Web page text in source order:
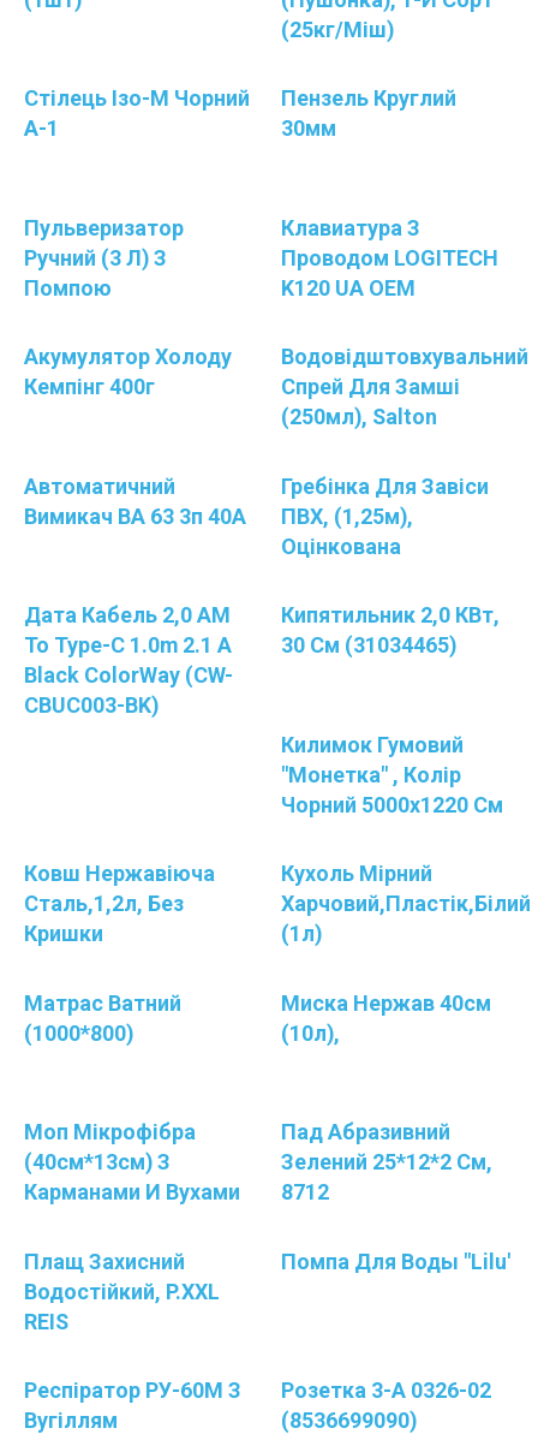
(25кг/міш)
Стілець Ізо-М Чорний
А-1
Пензель Круглий
30мм
Пульверизатор
Ручний (3 Л) З
Помпою
Клавиатура З
Проводом LOGITECH
K120 UA OEM
Акумулятор Холоду
Кемпінг 400г
Водовідштовхувальний
Спрей Для Замші
(250мл), Salton
Автоматичний
Вимикач ВА 63 3п 40А
Гребінка Для Завіси
ПВХ, (1,25м),
Оцінкована
Дата Кабель 2,0 АМ
To Type-C 1.0m 2.1 A
Black ColorWay (CW-
CBUC003-BK)
Кипятильник 2,0 КВт,
30 См (31034465)
Килимок Гумовий
"Монетка" , Колір
Чорний 5000х1220 См
Ковш Нержавіюча
Сталь,1,2л, Без
Кришки
Кухоль Мірний
Харчовий,пластік,білий
(1л)
Матрас Ватний
(1000*800)
Миска Нержав 40см
(10л),
Моп Мікрофібра
(40см*13см) З
Карманами И Вухами
Пад Абразивний
Зелений 25*12*2 См,
8712
Плащ Захисний
Водостійкий, P.XXL
REIS
Помпа Для Воды "Lilu'
Респіратор РУ-60М З
Вугіллям
Розетка 3-А 0326-02
(8536699090)